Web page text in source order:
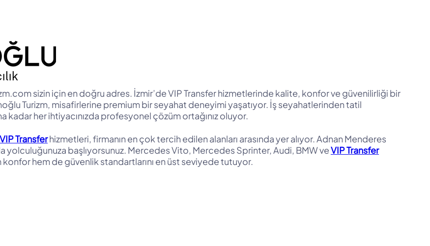
sizin için en doğru adres. İzmir’de VIP Transfer hizmetlerinde kalite, konfor ve güvenilirliği bir
Turizm, misafirlerine premium bir seyahat deneyimi yaşatıyor. İş seyahatlerinden tatil
kadar her ihtiyacınızda profesyonel çözüm ortağınız oluyor.
Transferhizmetleri, firmanın en çok tercih edilen alanları arasında yer alıyor. Adnan Menderes
yolculuğunuza başlıyorsunuz. Mercedes Vito, Mercedes Sprinter, Audi, BMW veVIP Transfer
hem de güvenlik standartlarını en üst seviyede tutuyor.